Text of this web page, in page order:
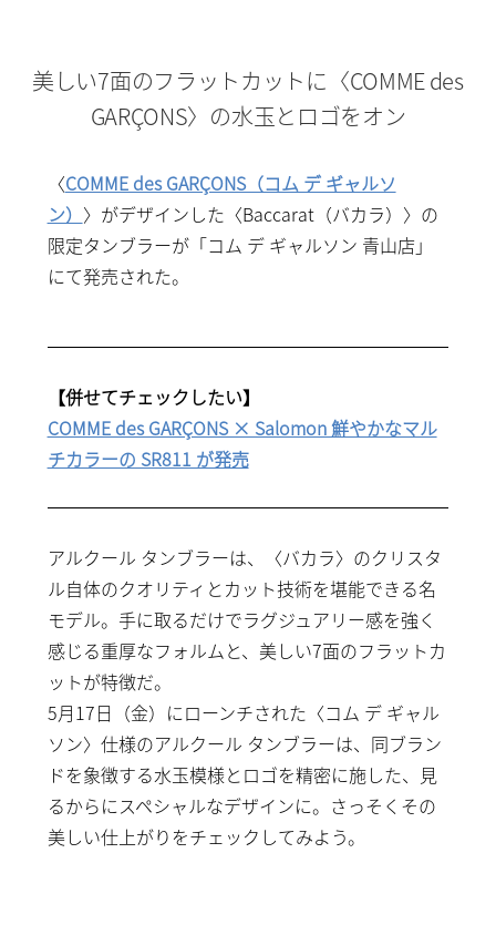
美しい7面のフラットカットに〈COMME des
GARÇONS〉の水玉とロゴをオン
〈COMME des GARÇONS（コム デ ギャルソ
ン） 〉がデザインした〈Baccarat（バカラ）〉の
限定タンブラーが「コム デ ギャルソン 青山店」
にて発売された。
【併せてチェックしたい】
COMME des GARÇONS × Salomon 鮮やかなマ
ルチカラーの SR811 が発売
アルクール タンブラーは、〈バカラ〉のクリスタ
ル自体のクオリティとカット技術を堪能できる名
モデル。手に取るだけでラグジュアリー感を強く
感じる重厚なフォルムと、美しい7面のフラットカ
ットが特徴だ。
5月17日（金）にローンチされた〈コム デ ギャル
ソン〉仕様のアルクール タンブラーは、同ブラン
ドを象徴する水玉模様とロゴを精密に施した、見
るからにスペシャルなデザインに。さっそくその
美しい仕上がりをチェックしてみよう。